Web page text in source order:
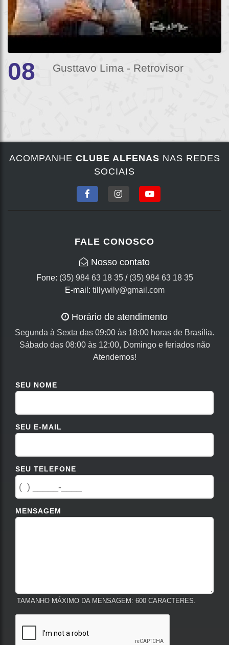
08 Gusttavo Lima - Retrovisor
ACOMPANHE CLUBE ALFENAS NAS REDES
SOCIAIS
FALE CONOSCO
Nosso contato
Fone: (35) 984 63 18 35/ (35) 984 63 18 35
E-mail: tillywily@gmail.com
Horário de atendimento
Segunda à Sexta das 09:00 às 18:00 horas de Brasília.
Sábado das 08:00 às 12:00, Domingo e feriados não
Atendemos!
SEU NOME
SEU E-MAIL
SEU TELEFONE
MENSAGEM
TAMANHO MÁXIMO DA MENSAGEM: 600 CARACTERES.